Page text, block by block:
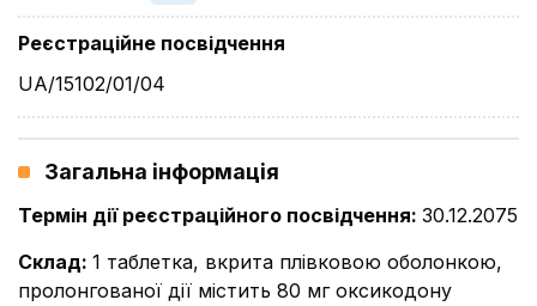
Реєстраційне посвідчення
UA/15102/01/04
Загальна інформація
Термін дії реєстраційного посвідчення: 30.12.2075
Склад: 1 таблетка, вкрита плівковою оболонкою,
пролонгованої дії містить 80 мг оксикодону